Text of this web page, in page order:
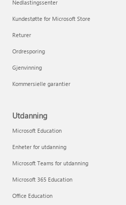
Nedlastingssenter
Kundestøtte for Microsoft Store
Returer
Ordresporing
Gjenvinning
Kommersielle garantier
Utdanning
Microsoft Education
Enheter for utdanning
Microsoft Teams for utdanning
Microsoft 365 Education
Office Education